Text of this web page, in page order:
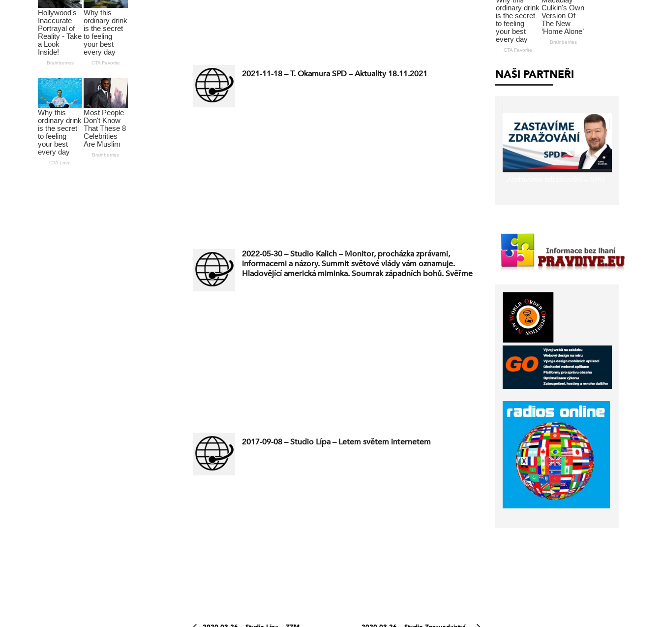
2021-11-18 – T. Okamura SPD – Aktuality 18.11.2021
2022-05-30 – Studio Kalich – Monitor, procházka zprávami,
informacemi a názory. Summit světové vlády vám oznamuje.
Hladovějící americká miminka. Soumrak západních bohů. Svěřme
2017-09-08 – Studio Lípa – Letem světem internetem
NAŠI PARTNEŘI